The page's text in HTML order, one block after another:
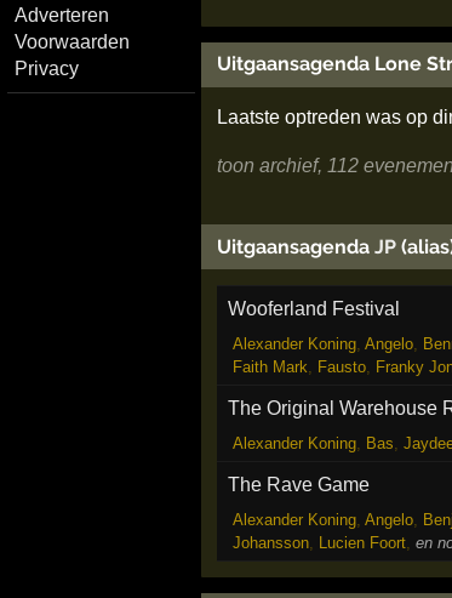
Adverteren
Voorwaarden
Privacy
Uitgaansagenda Lone
Laatste optreden was op
toon archief, 112
Uitgaansagenda JP
Wooferland Festival
Alexander Koning, Angelo,
Faith Mark
Fausto, Franky
The Original Warehouse
Alexander Koning, Bas
The Rave Game
Alexander Koning, Angelo,
Johansson, Lucien Foort, en